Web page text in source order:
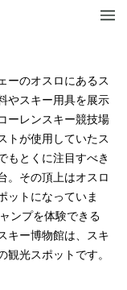
ーのオスロにあるス
やスキー用具を展示
ーレンスキー競技場
トが使用していたス
もとくに注目すべき
。その頂上はオスロ
ットになっていま
ンプを体験できる
キー博物館は、スキ
光スポットです。